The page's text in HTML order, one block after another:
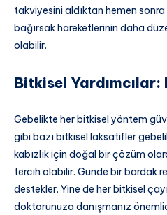
takviyesini aldıktan hemen
bağırsak hareketlerinin daha
olabilir.
Bitkisel
Gebelikte her bitkisel yöntem
gibi bazı bitkisel laksatifler
kabızlık için doğal bir çözüm
tercih olabilir. Günde bir bardak
destekler. Yine de her bitkisel
doktorunuza danışmanız